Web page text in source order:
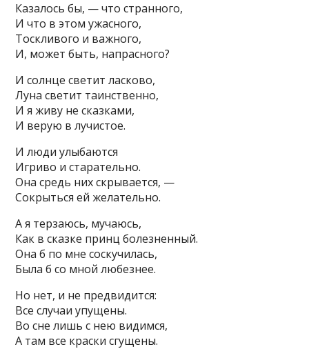
Казалось бы, — что странного,
И что в этом ужасного,
Тоскливого и важного,
И, может быть, напрасного?
И солнце светит ласково,
Луна светит таинственно,
И я живу не сказками,
И верую в лучистое.
И люди улыбаются
Игриво и старательно.
Она средь них скрывается, —
Сокрыться ей желательно.
А я терзаюсь, мучаюсь,
Как в сказке принц болезненный.
Она б по мне соскучилась,
Была б со мной любезнее.
Но нет, и не предвидится:
Все случаи упущены.
Во сне лишь с нею видимся,
А там все краски сгущены.